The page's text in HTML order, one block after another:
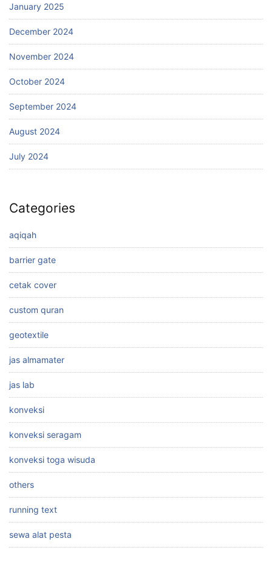
January 2025
December 2024
November 2024
October 2024
September 2024
August 2024
July 2024
Categories
aqiqah
barrier gate
cetak cover
custom quran
geotextile
jas almamater
jas lab
konveksi
konveksi seragam
konveksi toga wisuda
others
running text
sewa alat pesta